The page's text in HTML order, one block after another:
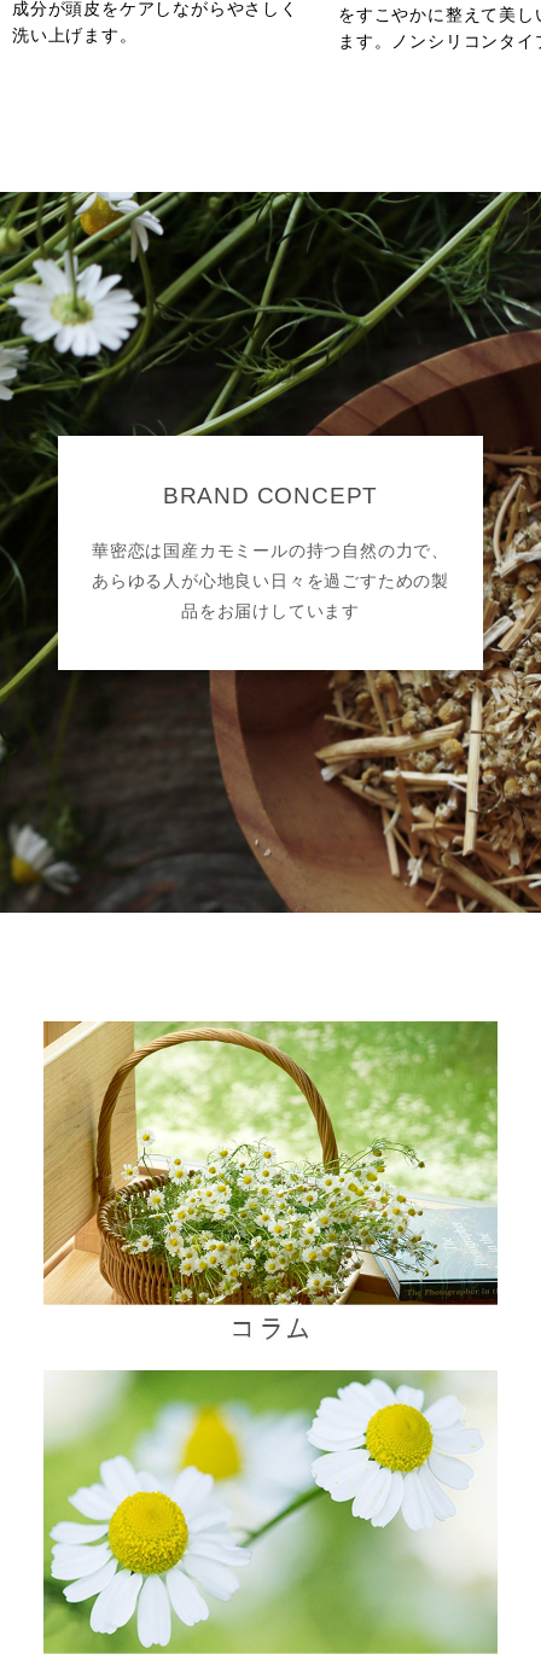
成分が頭皮をケアしながらやさしく
洗い上げます。
をすこやかに整えて美し
ます。ノンシリコンタイ
BRAND CONCEPT
華密恋は国産カモミールの持つ自然の力で、
あらゆる人が心地良い日々を過ごすための製
品をお届けしています